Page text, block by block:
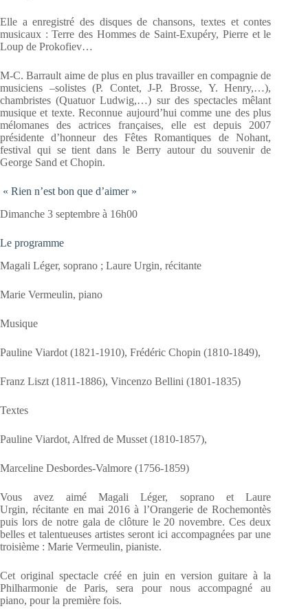
Elle a enregistré des disques de chansons, textes et contes
musicaux : Terre des Hommes de Saint-Exupéry, Pierre et le
Loup de Prokofiev…
M-C. Barrault aime de plus en plus travailler en compagnie de
musiciens –solistes (P. Contet, J-P. Brosse, Y. Henry,…),
chambristes (Quatuor Ludwig,…) sur des spectacles mêlant
musique et texte. Reconnue aujourd’hui comme une des plus
mélomanes des actrices françaises, elle est depuis 2007
présidente d’honneur des Fêtes Romantiques de Nohant,
festival qui se tient dans le Berry autour du souvenir de
George Sand et Chopin.
« Rien n’est bon que d’aimer »
Dimanche 3 septembre à 16h00
Le programme
Magali Léger, soprano ; Laure Urgin, récitante
Marie Vermeulin, piano
Musique
Pauline Viardot (1821-1910), Frédéric Chopin (1810-1849),
Franz Liszt (1811-1886), Vincenzo Bellini (1801-1835)
Textes
Pauline Viardot, Alfred de Musset (1810-1857),
Marceline Desbordes-Valmore (1756-1859)
Vous avez aimé Magali Léger, soprano et Laure
Urgin, récitante en mai 2016 à l’Orangerie de Rochemontès
puis lors de notre gala de clôture le 20 novembre. Ces deux
belles et talentueuses artistes seront ici accompagnées par une
troisième : Marie Vermeulin, pianiste.
Cet original spectacle créé en juin en version guitare à la
Philharmonie de Paris, sera pour nous accompagné au
piano, pour la première fois.